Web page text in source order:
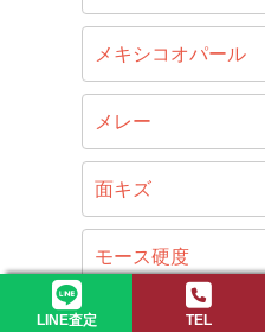
LINE査定 TEL
メキシコオパール
メレー
面キズ
モース硬度
モザイク模様